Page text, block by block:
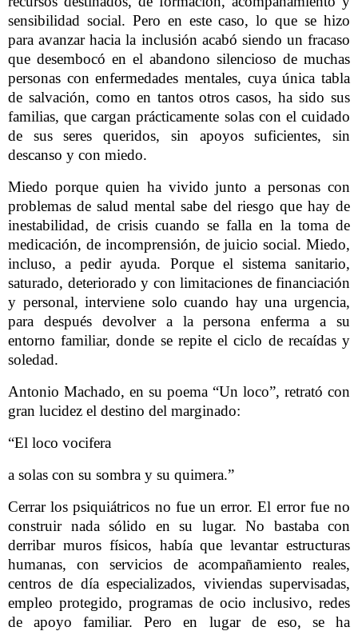
sensibilidad social. Pero en este caso, lo que se hizo
para avanzar hacia la inclusión acabó siendo un fracaso
que desembocó en el abandono silencioso de muchas
personas con enfermedades mentales, cuya única tabla
de salvación, como en tantos otros casos, ha sido sus
familias, que cargan prácticamente solas con el cuidado
de sus seres queridos, sin apoyos suficientes, sin
descanso y con miedo.
Miedo porque quien ha vivido junto a personas con
problemas de salud mental sabe del riesgo que hay de
inestabilidad, de crisis cuando se falla en la toma de
medicación, de incomprensión, de juicio social. Miedo,
incluso, a pedir ayuda. Porque el sistema sanitario,
saturado, deteriorado y con limitaciones de financiación
y personal, interviene solo cuando hay una urgencia,
para después devolver a la persona enferma a su
entorno familiar, donde se repite el ciclo de recaídas y
soledad.
Antonio Machado, en su poema “Un loco”, retrató con
gran lucidez el destino del marginado:
“El loco vocifera
a solas con su sombra y su quimera.”
Cerrar los psiquiátricos no fue un error. El error fue no
construir nada sólido en su lugar. No bastaba con
derribar muros físicos, había que levantar estructuras
humanas, con servicios de acompañamiento reales,
centros de día especializados, viviendas supervisadas,
empleo protegido, programas de ocio inclusivo, redes
de apoyo familiar. Pero en lugar de eso, se ha